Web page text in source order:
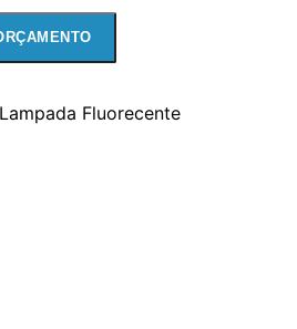
Lampada Fluorecente